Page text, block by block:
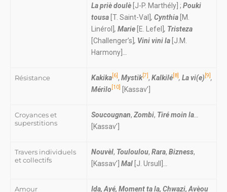
La priè doulè [J-P. Marthély] ; Pouki
tousa [T. Saint-Val] , Cynthia [M.
Linérol] , Marie [E. Lefel] , Tristeza
[Challenger’s] , Vini vini la [J.M.
Harmony]
Résistance Kakika [6] , Mystik[7] , Kalkilé [8] , La vi(e) [9] ,
Mérilo [10] [Kassav’]
Croyances et
superstitions
Soucougnan, Zombi, Tiré moin la
[Kassav’]
Travers individuels
et collectifs
Nouvèl, Touloulou, Rara, Bizness,
[Kassav’] Mal [J. Ursull]
Amour
Ida, Ayé, Moment ta la, Chwazi, Avèou